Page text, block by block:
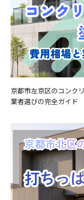
京都市左京区のコンク
業者選びの完全ガイド